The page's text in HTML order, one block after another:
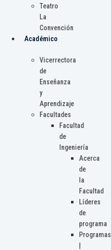
Teatro
La
Convención
Académico
Vicerrectora
de
Enseñanza
y
Aprendizaje
Facultades
Facultad
de
Ingeniería
Acerca
de
la
Facultad
Líderes
de
programa
Programas